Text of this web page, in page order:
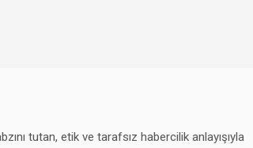
tutan, etik ve tarafsız habercilik anlayışıyla